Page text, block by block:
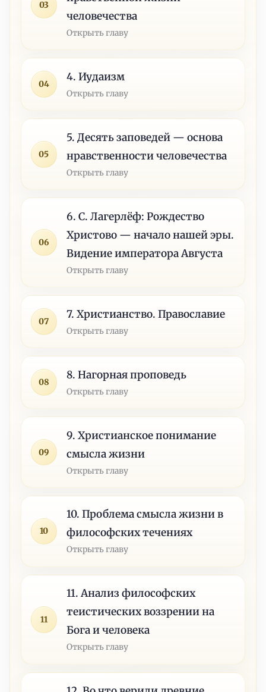
03
человечества
Открыть главу
04
4. Иудаизм
Открыть главу
05
5. Десять заповедей — основа
нравственности человечества
Открыть главу
06
6. С. Лагерлёф: Рождество
Христово — начало нашей эры.
Видение императора Августа
Открыть главу
07
7. Христианство. Православие
Открыть главу
08
8. Нагорная проповедь
Открыть главу
09
9. Христианское понимание
смысла жизни
Открыть главу
10
10. Проблема смысла жизни в
философских течениях
Открыть главу
11
11. Анализ философских
теистических воззрении на
Бога и человека
Открыть главу